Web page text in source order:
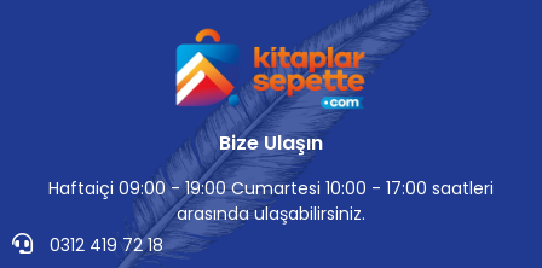
Bize Ulaşın
Haftaiçi 09:00 - 19:00 Cumartesi 10:00 - 17:00 saatleri
arasında ulaşabilirsiniz.
0312 419 72 18